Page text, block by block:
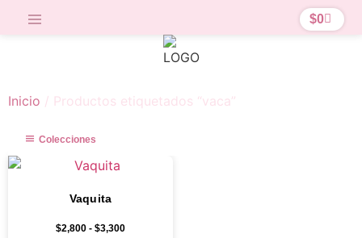
$0
Inicio / Productos etiquetados “vaca”
Colecciones
Vaquita
$2,800 - $3,300